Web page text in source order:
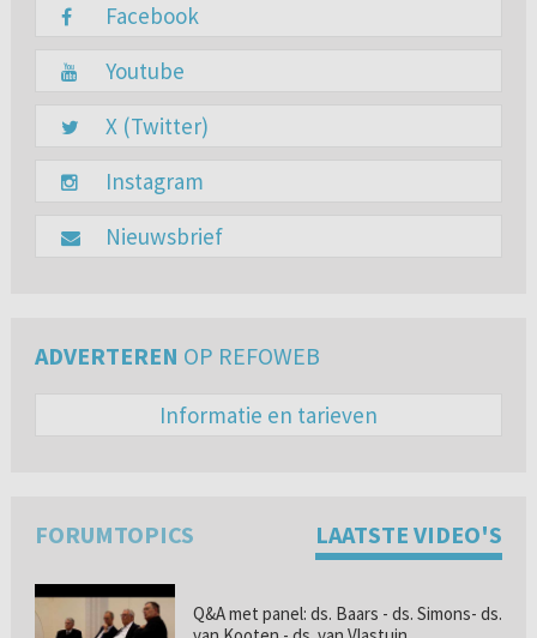
Facebook
Youtube
X (Twitter)
Instagram
Nieuwsbrief
ADVERTEREN OP REFOWEB
Informatie en tarieven
FORUMTOPICS LAATSTE VIDEO'S
Q&A met panel: ds. Baars - ds. Simons- ds.